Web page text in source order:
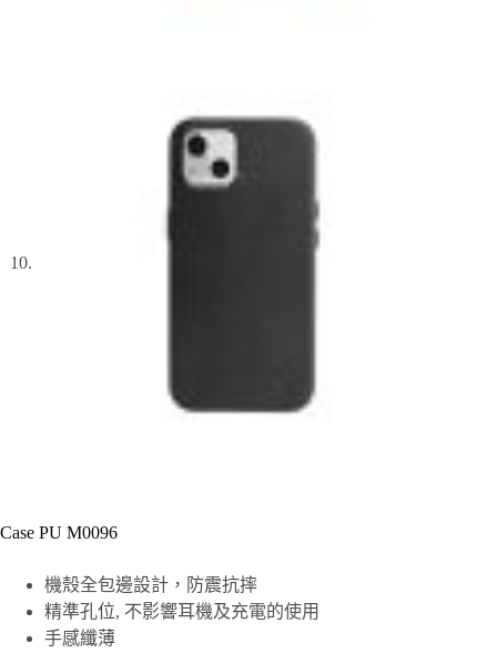
Case PU M0096
機殼全包邊設計，防震抗摔
精準孔位, 不影響耳機及充電的使用
手感纖薄